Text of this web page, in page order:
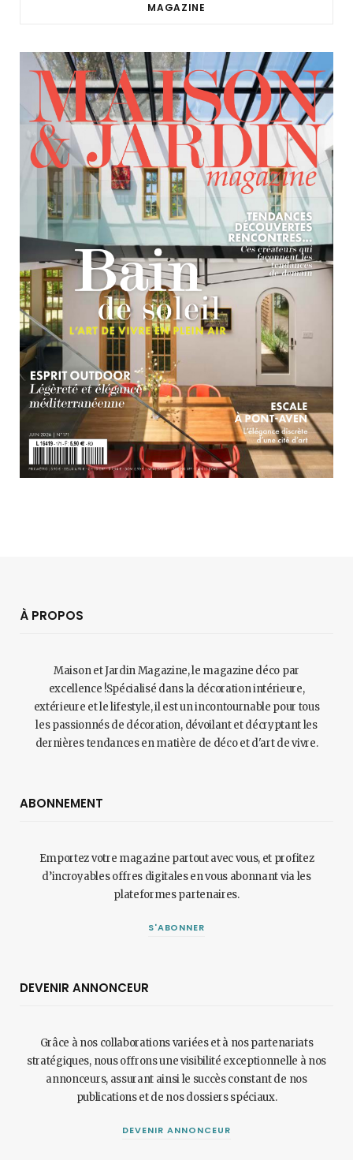
MAGAZINE
À PROPOS
Maison et Jardin Magazine, le magazine déco par
excellence !Spécialisé dans la décoration intérieure,
extérieure et le lifestyle, il est un incontournable pour tous
les passionnés de décoration, dévoilant et décryptant les
dernières tendances en matière de déco et d'art de vivre.
ABONNEMENT
Emportez votre magazine partout avec vous, et profitez
d’incroyables offres digitales en vous abonnant via les
plateformes partenaires.
S'ABONNER
DEVENIR ANNONCEUR
Grâce à nos collaborations variées et à nos partenariats
stratégiques, nous offrons une visibilité exceptionnelle à nos
annonceurs, assurant ainsi le succès constant de nos
publications et de nos dossiers spéciaux.
DEVENIR ANNONCEUR